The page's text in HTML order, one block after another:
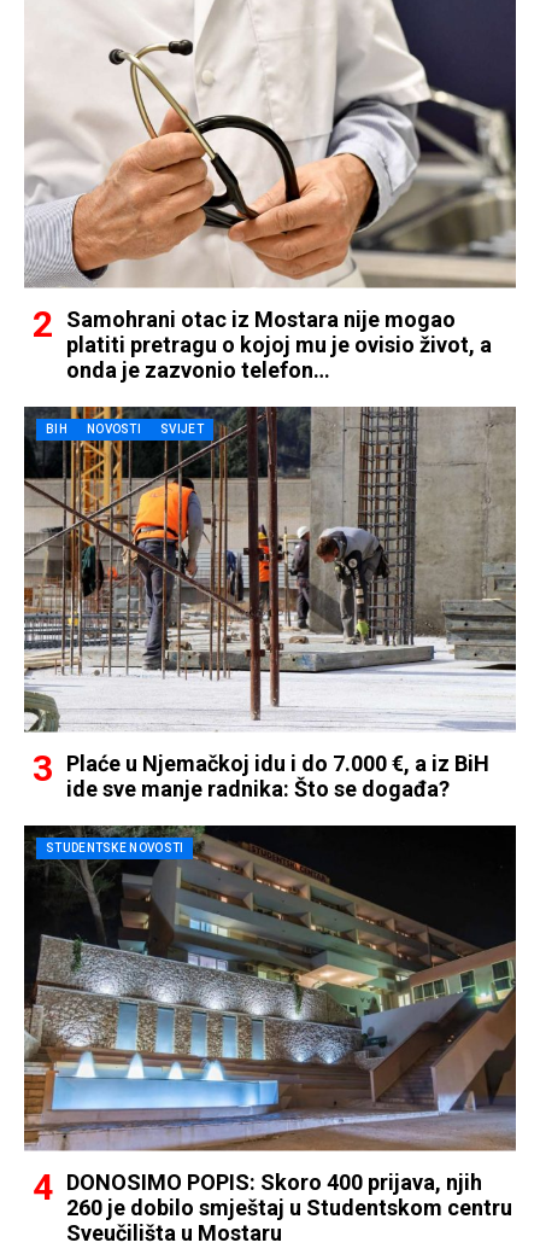
Samohrani otac iz Mostara nije mogao
platiti pretragu o kojoj mu je ovisio život, a
onda je zazvonio telefon…
BIH NOVOSTI SVIJET
Plaće u Njemačkoj idu i do 7.000 €, a iz BiH
ide sve manje radnika: Što se događa?
STUDENTSKE NOVOSTI
DONOSIMO POPIS: Skoro 400 prijava, njih
260 je dobilo smještaj u Studentskom centru
Sveučilišta u Mostaru